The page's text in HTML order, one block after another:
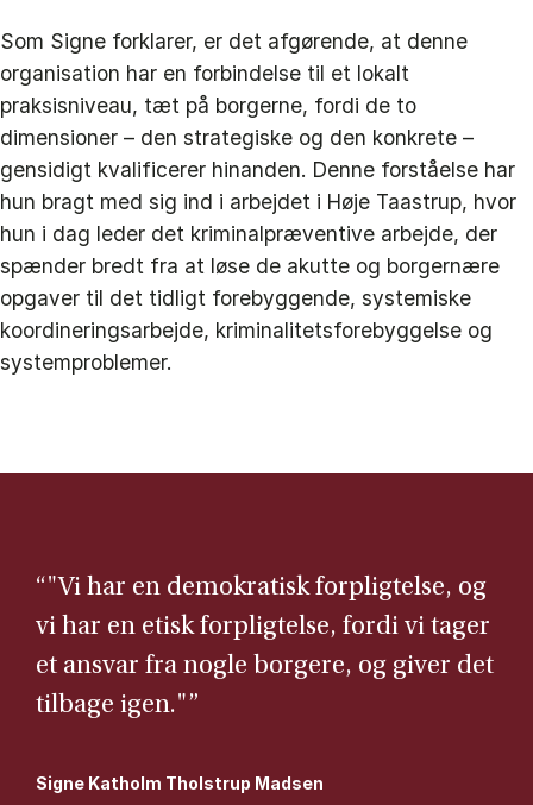
Som Signe forklarer, er det afgørende, at denne
organisation har en forbindelse til et lokalt
praksisniveau, tæt på borgerne, fordi de to
dimensioner – den strategiske og den konkrete –
gensidigt kvalificerer hinanden. Denne forståelse har
hun bragt med sig ind i arbejdet i Høje Taastrup, hvor
hun i dag leder det kriminalpræventive arbejde, der
spænder bredt fra at løse de akutte og borgernære
opgaver til det tidligt forebyggende, systemiske
koordineringsarbejde, kriminalitetsforebyggelse og
systemproblemer.
“"Vi har en demokratisk forpligtelse, og
vi har en etisk forpligtelse, fordi vi tager
et ansvar fra nogle borgere, og giver det
tilbage igen."”
Signe Katholm Tholstrup Madsen